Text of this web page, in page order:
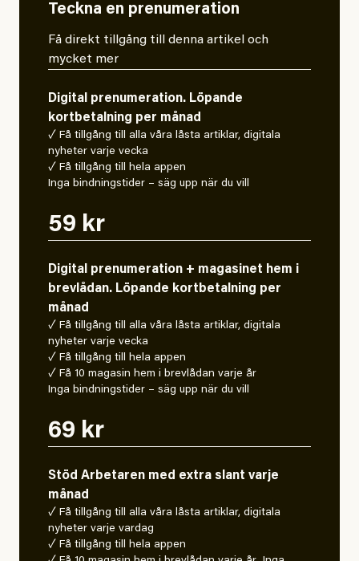
Teckna en prenumeration
Få direkt tillgång till denna artikel och
mycket mer
Digital prenumeration. Löpande
kortbetalning per månad
✓ Få tillgång till alla våra låsta artiklar, digitala
nyheter varje vecka
✓ Få tillgång till hela appen
Inga bindningstider – säg upp när du vill
59 kr
Digital prenumeration + magasinet hem i
brevlådan. Löpande kortbetalning per
månad
✓ Få tillgång till alla våra låsta artiklar, digitala
nyheter varje vecka
✓ Få tillgång till hela appen
✓ Få 10 magasin hem i brevlådan varje år
Inga bindningstider – säg upp när du vill
69 kr
Stöd Arbetaren med extra slant varje
månad
✓ Få tillgång till alla våra låsta artiklar, digitala
nyheter varje vardag
✓ Få tillgång till hela appen